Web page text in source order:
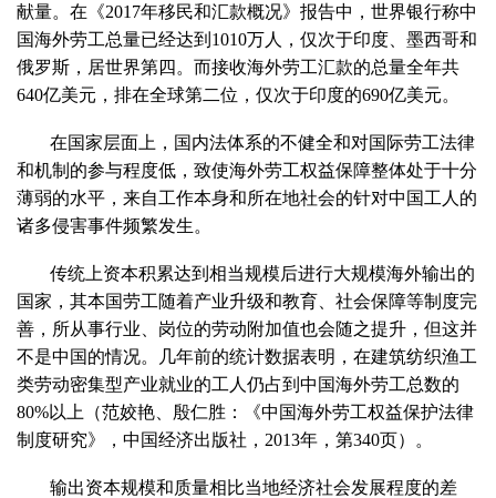
献量。在《2017年移民和汇款概况》报告中，世界银行称中
国海外劳工总量已经达到1010万人，仅次于印度、墨西哥和
俄罗斯，居世界第四。而接收海外劳工汇款的总量全年共
640亿美元，排在全球第二位，仅次于印度的690亿美元。
在国家层面上，国内法体系的不健全和对国际劳工法律
和机制的参与程度低，致使海外劳工权益保障整体处于十分
薄弱的水平，来自工作本身和所在地社会的针对中国工人的
诸多侵害事件频繁发生。
传统上资本积累达到相当规模后进行大规模海外输出的
国家，其本国劳工随着产业升级和教育、社会保障等制度完
善，所从事行业、岗位的劳动附加值也会随之提升，但这并
不是中国的情况。几年前的统计数据表明，在建筑纺织渔工
类劳动密集型产业就业的工人仍占到中国海外劳工总数的
80%以上（范姣艳、殷仁胜：《中国海外劳工权益保护法律
制度研究》，中国经济出版社，2013年，第340页）。
输出资本规模和质量相比当地经济社会发展程度的差